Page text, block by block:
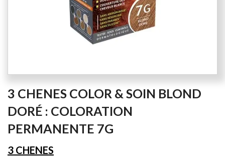
to
beginning
of
images
3 CHENES COLOR & SOIN BLOND
DORÉ : COLORATION
PERMANENTE 7G
3 CHENES